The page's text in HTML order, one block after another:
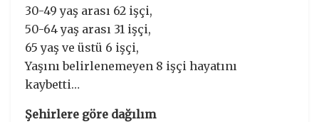
30-49 yaş arası 62 işçi,
50-64 yaş arası 31 işçi,
65 yaş ve üstü 6 işçi,
Yaşını belirlenemeyen 8 işçi hayatını
kaybetti…
Şehirlere göre dağılım